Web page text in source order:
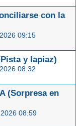
con la
09:15
y lapiaz)
08:32
(Sorpresa en
08:59